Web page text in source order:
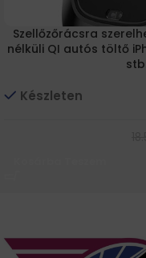
Szellőzőrácsra
nélküli QI autós töltő
Készleten